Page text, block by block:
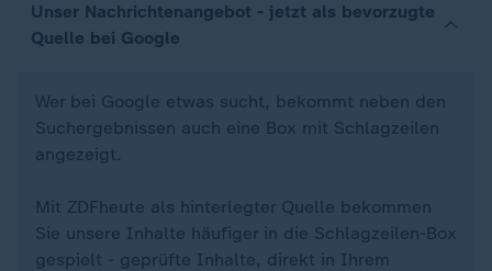
Unser Nachrichtenangebot - jetzt als bevorzugte
Quelle bei Google
Wer bei Google etwas sucht, bekommt neben den
Suchergebnissen auch eine Box mit Schlagzeilen
angezeigt.
Mit ZDFheute als hinterlegter Quelle bekommen
Sie unsere Inhalte häufiger in die Schlagzeilen-Box
gespielt - geprüfte Inhalte, direkt in Ihrem